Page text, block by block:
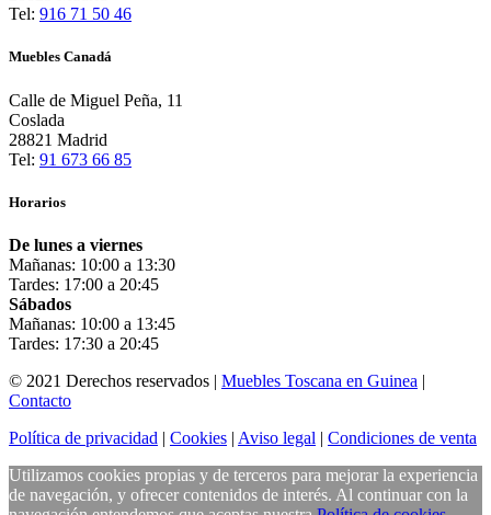
Tel: 916 71 50 46
Muebles Canadá
Calle de Miguel Peña, 11
Coslada
28821 Madrid
Tel: 91 673 66 85
Horarios
De lunes a viernes
Mañanas: 10:00 a 13:30
Tardes: 17:00 a 20:45
Sábados
Mañanas: 10:00 a 13:45
Tardes: 17:30 a 20:45
© 2021 Derechos reservados | Muebles Toscana en Guinea |
Contacto
Política de privacidad | Cookies | Aviso legal | Condiciones de venta
Utilizamos cookies propias y de terceros para mejorar la experiencia
de navegación, y ofrecer contenidos de interés. Al continuar con la